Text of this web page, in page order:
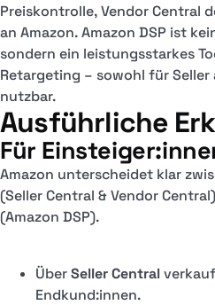
Preiskontrolle, Vendor Central
an Amazon. Amazon DSP ist
sondern ein leistungsstarkes
Retargeting – sowohl für Seller
nutzbar.
Ausführliche
Für
Amazon unterscheidet klar
(Seller Central & Vendor
(Amazon DSP).
ÜberSeller Central
Endkund:innen.